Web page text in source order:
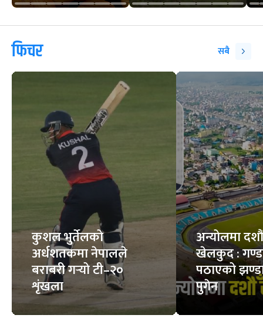
फिचर सबै
कुशल भुर्तेलको
अर्धशतकमा नेपालले
बराबरी गर्‍यो टी–२०
शृंखला
अन्योलमा दशौँ
खेलकुद :
पठाएको
पुगेन